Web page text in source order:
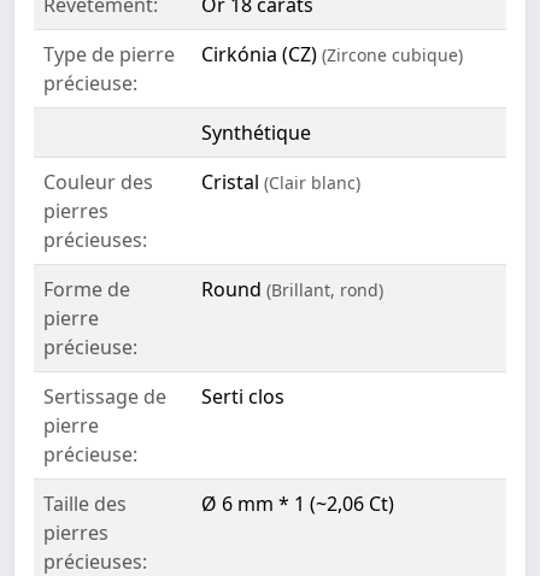
Type de pierre
précieuse:
Cirkónia (CZ) (Zircone cubique)
Synthétique
Couleur des
pierres
précieuses:
Cristal (Clair blanc)
Forme de
pierre
précieuse:
Round (Brillant, rond)
Sertissage de
pierre
précieuse:
Serti clos
Taille des
pierres
précieuses:
Ø 6 mm * 1 (~2,06 Ct)